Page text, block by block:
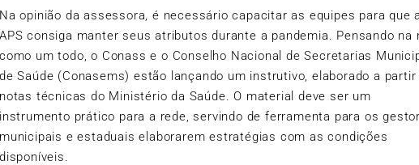
Na opinião da assessora, é necessário capacitar as equipes para que a
APS consiga manter seus atributos durante a pandemia. Pensando na
como um todo, o Conass e o Conselho Nacional de Secretarias
de Saúde (Conasems) estão lançando um instrutivo, elaborado a partir
notas técnicas do Ministério da Saúde. O material deve ser um
instrumento prático para a rede, servindo de ferramenta para os
municipais e estaduais elaborarem estratégias com as condições
disponíveis.